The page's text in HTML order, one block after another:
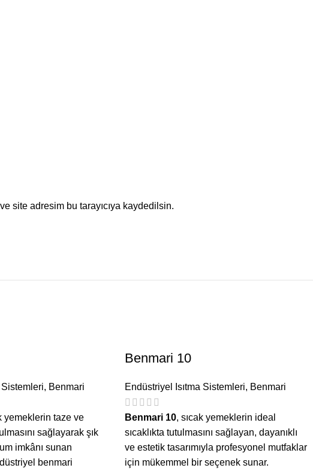
site adresim bu tarayıcıya kaydedilsin.
Sistemleri, Benmari
yemeklerin taze ve
sağlayarak şık
imkânı sunan
benmari
Benmari 10
Endüstriyel Isıtma Sistemleri, Benmari
Benmari 10, sıcak yemeklerin ideal
sıcaklıkta tutulmasını sağlayan, dayanıklı
ve estetik tasarımıyla profesyonel mutfaklar
için mükemmel bir seçenek sunar.